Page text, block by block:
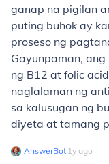
ganap na pigilan
puting buhok ay
proseso ng
Gayunpaman,
ng B12 at folic
naglalaman ng
sa kalusugan ng
diyeta at tamang
AnswerBot∙ 1y ago